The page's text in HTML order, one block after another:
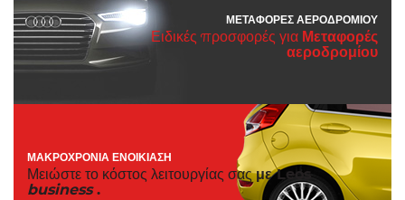
ΜΕΤΑΦΟΡΈΣ ΑΕΡΟΔΡΟΜΊΟΥ
Ειδικές προσφορές για Μεταφορές
αεροδρομίου
ΜΑΚΡΟΧΡΌΝΙΑ ΕΝΟΙΚΊΑΣΗ
Μειώστε το κόστος λειτουργίας σαςμε Leos
business.